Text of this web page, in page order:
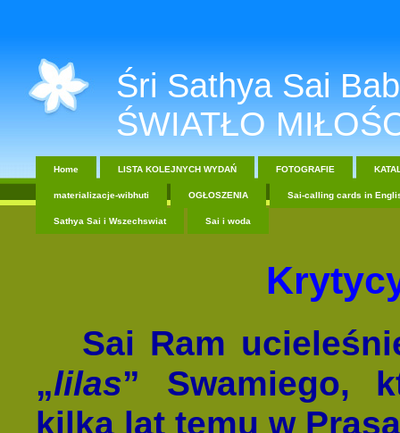
Śri Sathya Sai
ŚWIATŁO
Home LISTA KOLEJNYCH WYDAŃ FOTOGRAFIE
materializacje-wibhuti OGŁOSZENIA Sai-calling cards in
Sathya Sai i Wszechswiat Sai i woda
Sai Ram
„lilas” Swamiego,
kilka lat temu w